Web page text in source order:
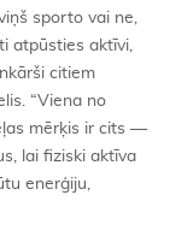
sporto vai ne,
atpūsties aktīvi,
citiem
“Viena no
mērķis ir cits —
lai fiziski aktīva
enerģiju,